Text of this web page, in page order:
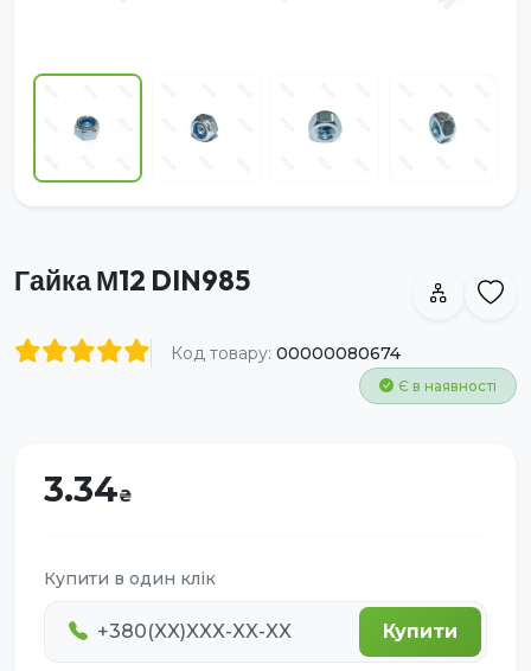
Гайка М12 DIN985
Код товару: 00000080674
Є в наявності
3.34
Купити в один клік
Купити